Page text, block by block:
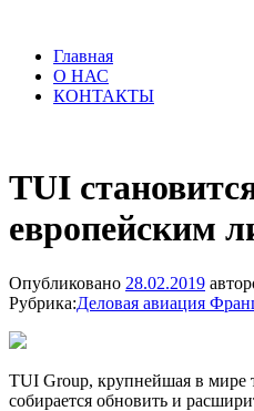
Главная
О НАС
КОНТАКТЫ
TUI
европейским
Опубликовано 28.02.2019
Рубрика:Деловая авиация
TUI Group, крупнейшая в мире
собирается обновить и